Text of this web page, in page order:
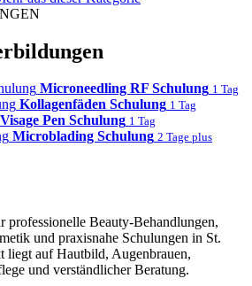
Microneedling RF Schulung 1 Tag
Kollagenfäden Schulung 1 Tag
Visage Pen Schulung 1 Tag
Microblading Schulung 2 Tage plus
professionelle Beauty-Behandlungen,
und praxisnahe Schulungen in St.
liegt auf Hautbild, Augenbrauen,
und verständlicher Beratung.